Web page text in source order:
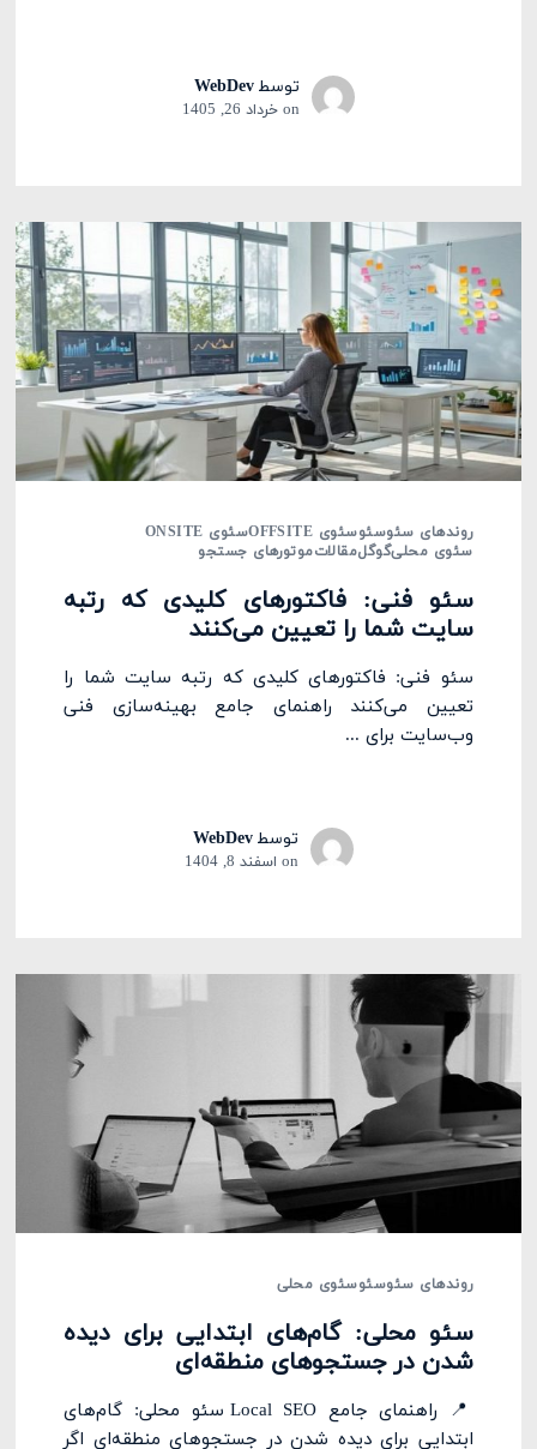
توسطWebDev
onخرداد 26, 1405
روندهای سئوسئوسئوی OFFSITE سئوی ONSITE
سئوی محلیگوگلمقالاتموتورهای جستجو
سئو فنی: فاکتورهای کلیدی که رتبه
سایت شما را تعیین می‌کنند
سئو فنی: فاکتورهای کلیدی که رتبه سایت شما را
تعیین می‌کنند راهنمای جامع بهینه‌سازی فنی
وب‌سایت برای ...
توسطWebDev
on اسفند 8, 1404
روندهای سئوسئوسئوی محلی
سئو محلی: گام‌های ابتدایی برای دیده
شدن در جستجوهای منطقه‌ای
📍 راهنمای جامع Local SEO سئو محلی: گام‌های
ابتدایی برای دیده شدن در جستجوهای منطقه‌ای اگر